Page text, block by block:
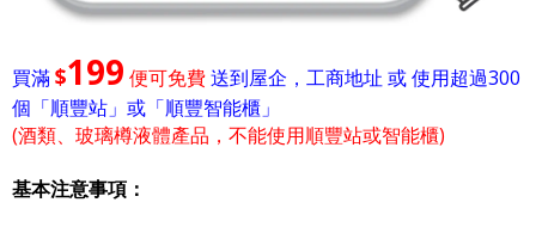
買滿$199 便可免費送到屋企，工商地址 或 使用超過300
個「順豐站」或「順豐智能櫃」
(酒類、玻璃樽液體產品，不能使用順豐站或智能櫃)
基本注意事項：